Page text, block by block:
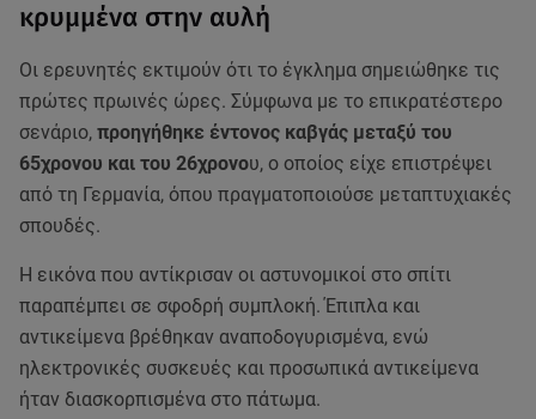
κρυμμένα στην αυλή
Οι ερευνητές εκτιμούν ότι το έγκλημα σημειώθηκε τις
πρώτες πρωινές ώρες. Σύμφωνα με το επικρατέστερο
σενάριο, προηγήθηκε έντονος καβγάς μεταξύ του
65χρονου και του 26χρονου, ο οποίος είχε επιστρέψει
από τη Γερμανία, όπου πραγματοποιούσε μεταπτυχιακές
σπουδές.
Η εικόνα που αντίκρισαν οι αστυνομικοί στο σπίτι
παραπέμπει σε σφοδρή συμπλοκή. Έπιπλα και
αντικείμενα βρέθηκαν αναποδογυρισμένα, ενώ
ηλεκτρονικές συσκευές και προσωπικά αντικείμενα
ήταν διασκορπισμένα στο πάτωμα.